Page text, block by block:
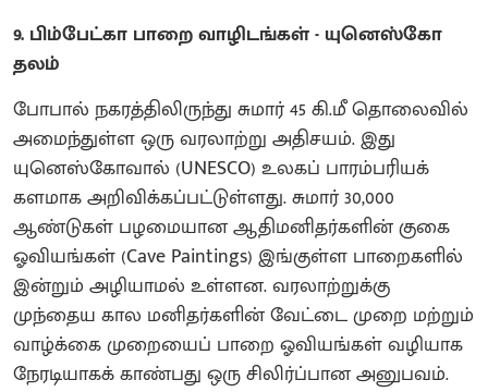
9. பிம்பேட்கா பாறை வாழிடங்கள் - யுனெஸ்கோ
தலம்
போபால் நகரத்திலிருந்து சுமார் 45 கி.மீ தொலைவில்
அமைந்துள்ள ஒரு வரலாற்று அதிசயம். இது
யுனெஸ்கோவால் (UNESCO) உலகப் பாரம்பரியக்
களமாக அறிவிக்கப்பட்டுள்ளது. சுமார் 30,000
ஆண்டுகள் பழமையான ஆதிமனிதர்களின் குகை
ஓவியங்கள் (Cave Paintings) இங்குள்ள பாறைகளில்
இன்றும் அழியாமல் உள்ளன. வரலாற்றுக்கு
முந்தைய கால மனிதர்களின் வேட்டை முறை மற்றும்
வாழ்க்கை முறையைப் பாறை ஓவியங்கள் வழியாக
நேரடியாகக் காண்பது ஒரு சிலிர்ப்பான அனுபவம்.